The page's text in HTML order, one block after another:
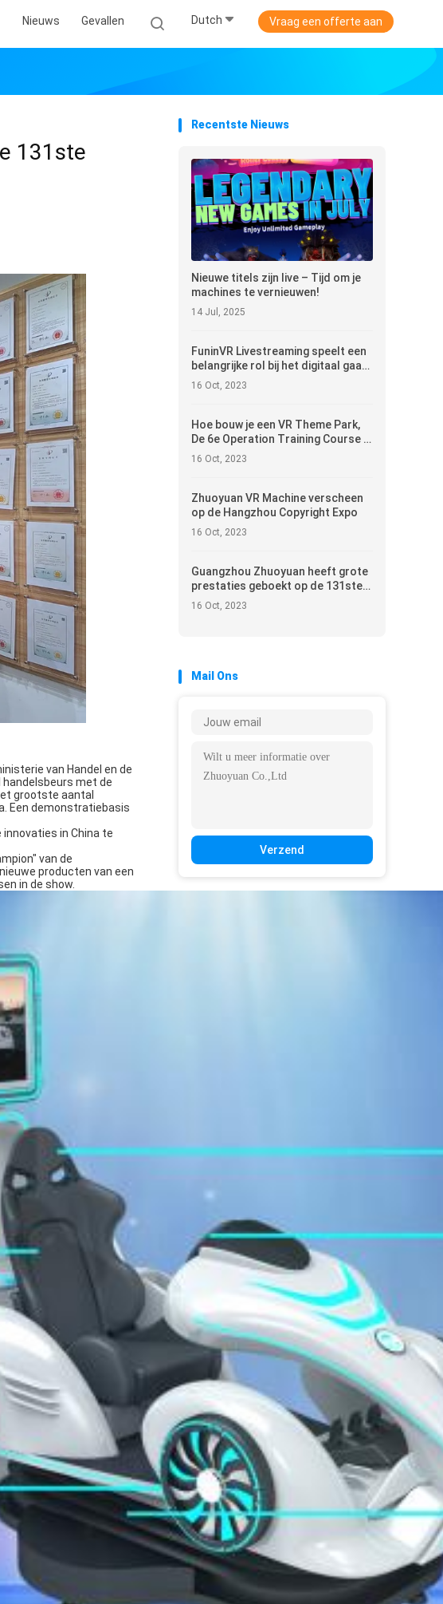
Nieuws Gevallen Dutch Vraag een offerte aan
131ste
van Handel en de
handelsbeurs met de
grootste aantal
Een demonstratiebasis
in China te
van de
producten van een
in de show.
Recentste Nieuws
Nieuwe titels zijn live – Tijd om je
machines te vernieuwen!
14 Jul, 2025
FuninVR Livestreaming speelt een
belangrijke rol bij het digitaal gaan
van de Canton Fair
16 Oct, 2023
Hoe bouw je een VR Theme Park,
De 6e Operation Training Course is
hier
16 Oct, 2023
Zhuoyuan VR Machine verscheen
op de Hangzhou Copyright Expo
16 Oct, 2023
Guangzhou Zhuoyuan heeft grote
prestaties geboekt op de 131ste
Canton Fair
16 Oct, 2023
Mail Ons
Verzend